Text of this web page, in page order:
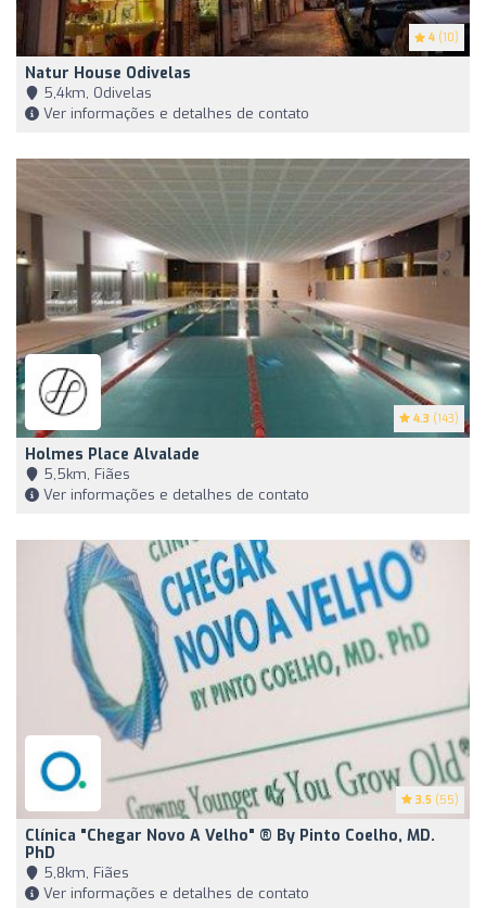
4 (10)
Natur House Odivelas
5,4km, Odivelas
Ver informações e detalhes de contato
4.3 (143)
Holmes Place Alvalade
5,5km, Fiães
Ver informações e detalhes de contato
3.5 (55)
Clínica "Chegar Novo A Velho" ® By Pinto Coelho, MD.
PhD
5,8km, Fiães
Ver informações e detalhes de contato